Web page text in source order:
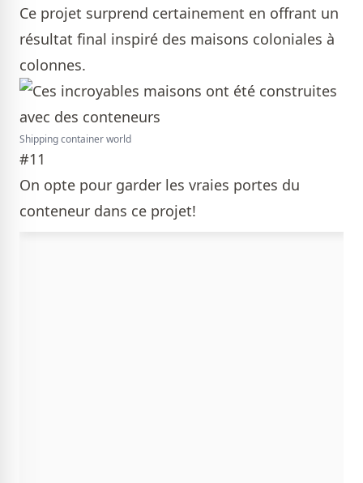
Ce projet surprend certainement en offrant un
résultat final inspiré des maisons coloniales à
colonnes.
Shipping container world
#11
On opte pour garder les vraies portes du
conteneur dans ce projet!